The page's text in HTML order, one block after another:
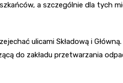
a szczególnie dla tych
ulicami Składową i
do zakładu przetwarzania